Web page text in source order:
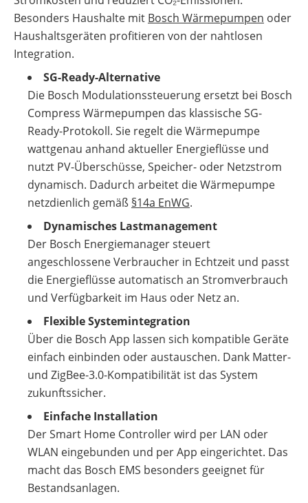
Besonders Haushalte mit Bosch Wärmepumpen oder
Haushaltsgeräten profitieren von der nahtlosen
Integration.
SG-Ready-Alternative
Die Bosch Modulationssteuerung ersetzt bei Bosch
Compress Wärmepumpen das klassische SG-
Ready-Protokoll. Sie regelt die Wärmepumpe
wattgenau anhand aktueller Energieflüsse und
nutzt PV-Überschüsse, Speicher- oder Netzstrom
dynamisch. Dadurch arbeitet die Wärmepumpe
netzdienlich gemäß §14a EnWG.
Dynamisches Lastmanagement
Der Bosch Energiemanager steuert
angeschlossene Verbraucher in Echtzeit und passt
die Energieflüsse automatisch an Stromverbrauch
und Verfügbarkeit im Haus oder Netz an.
Flexible Systemintegration
Über die Bosch App lassen sich kompatible Geräte
einfach einbinden oder austauschen. Dank Matter-
und ZigBee-3.0-Kompatibilität ist das System
zukunftssicher.
Einfache Installation
Der Smart Home Controller wird per LAN oder
WLAN eingebunden und per App eingerichtet. Das
macht das Bosch EMS besonders geeignet für
Bestandsanlagen.